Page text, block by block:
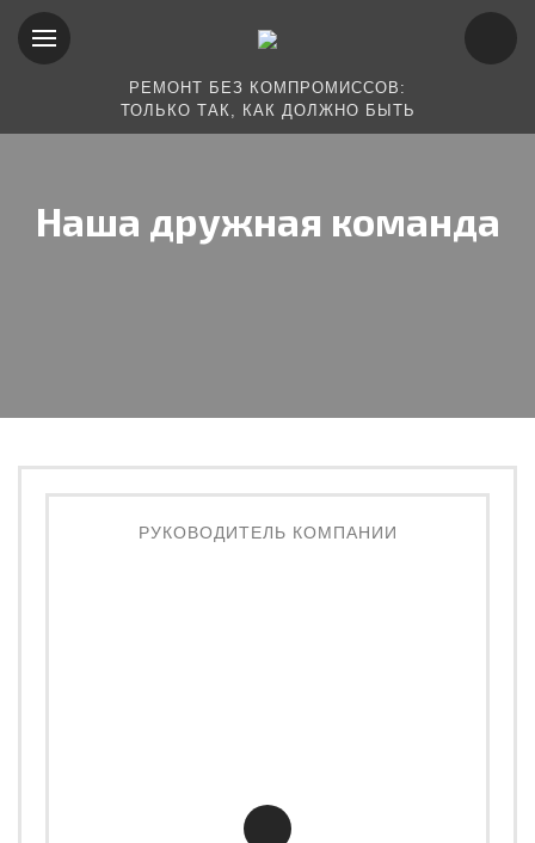
РЕМОНТ БЕЗ КОМПРОМИССОВ:
ТОЛЬКО ТАК, КАК ДОЛЖНО БЫТЬ
Наша дружная команда
РУКОВОДИТЕЛЬ КОМПАНИИ